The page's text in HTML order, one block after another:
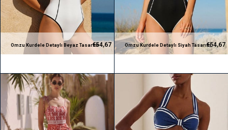
Omzu Kurdele Detaylı Beyaz Tasarım
Mayo
€54,67
Omzu Kurdele Detaylı Siyah Tasarım
Mayo
€54,67